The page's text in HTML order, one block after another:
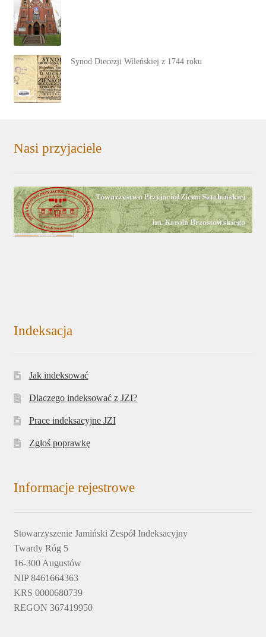
Synod Diecezji Wileńskiej z 1744 roku
Nasi przyjaciele
Indeksacja
Jak indeksować
Dlaczego indeksować z JZI?
Prace indeksacyjne JZI
Zgłoś poprawkę
Informacje rejestrowe
Stowarzyszenie Jamiński Zespół Indeksacyjny
Twardy Róg 5
16-300 Augustów
NIP 8461664363
KRS 0000680739
REGON 367419950